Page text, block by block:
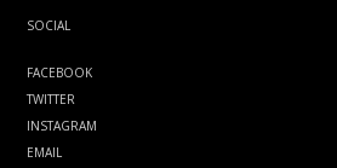
SOCIAL
FACEBOOK
TWITTER
INSTAGRAM
EMAIL